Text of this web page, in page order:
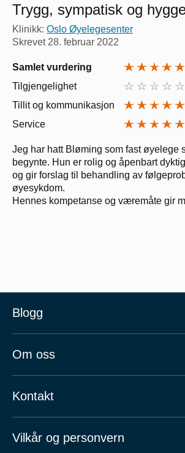
Trygg, sympatisk og
Klinikk: Oslo Øyelegesenter
Skrevet 28. februar 2022
Samlet vurdering
Tilgjengelighet
Tillit og kommunikasjon
Service
Jeg har hatt Bløming som fast øyelege
begynte. Hun er rolig og åpenbart
og gir forslag til behandling av
øyesykdom.
Hennes kompetanse og væremåte gir
Blogg
Om oss
Kontakt
Vilkår og personvern